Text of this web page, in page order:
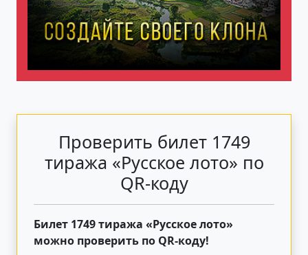
Проверить билет 1749
тиража «Русское лото» по
QR-коду
Билет 1749 тиража «Русское лото»
можно проверить по QR-коду!